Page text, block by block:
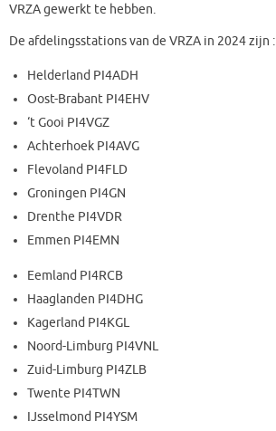
VRZA gewerkt te hebben.
De afdelingsstations van de VRZA in 2024 zijn :
Helderland PI4ADH
Oost-Brabant PI4EHV
‘t Gooi PI4VGZ
Achterhoek PI4AVG
Flevoland PI4FLD
Groningen PI4GN
Drenthe PI4VDR
Emmen PI4EMN
Eemland PI4RCB
Haaglanden PI4DHG
Kagerland PI4KGL
Noord-Limburg PI4VNL
Zuid-Limburg PI4ZLB
Twente PI4TWN
IJsselmond PI4YSM